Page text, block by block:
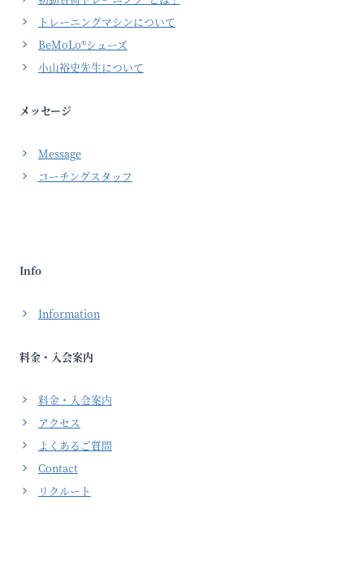
トレーニングマシンについて
BeMoLo®シューズ
小山裕史先生について
メッセージ
Message
コーチングスタッフ
Info
Information
料金・入会案内
料金・入会案内
アクセス
よくあるご質問
Contact
リクルート